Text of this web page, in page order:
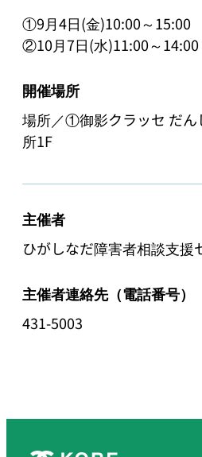
①9月4日(金)10:00～15:00
②10月7日(水)11:00～14:00
開催場所
場所／①御影クラッセ だ
所1F
主催者
ひがしなだ障害者相談支援
主催者連絡先（電話番号）
431-5003